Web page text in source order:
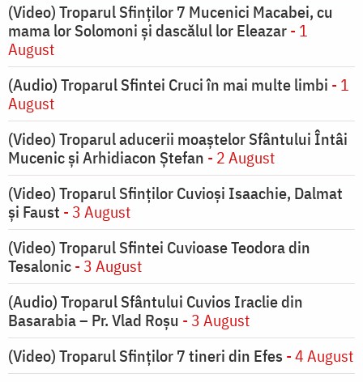
(Video) Troparul Sfinților 7 Mucenici Macabei, cu
mama lor Solomoni și dascălul lor Eleazar- 1
August
(Audio) Troparul Sfintei Cruci în mai multe limbi - 1
August
(Video) Troparul aducerii moaștelor Sfântului Întâi
Mucenic și Arhidiacon Ștefan - 2 August
(Video) Troparul Sfinților Cuvioși Isaachie, Dalmat
și Faust - 3 August
(Video) Troparul Sfintei Cuvioase Teodora din
Tesalonic- 3 August
(Audio) Troparul Sfântului Cuvios Iraclie din
Basarabia – Pr. Vlad Roșu - 3 August
(Video) Troparul Sfinților 7 tineri din Efes - 4 August